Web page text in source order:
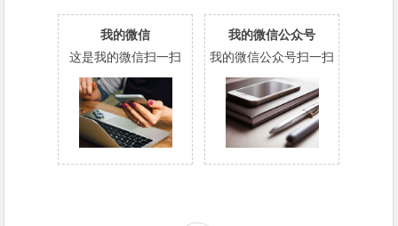
我的微信
这是我的微信扫一扫
我的微信公众号
我的微信公众号扫一扫